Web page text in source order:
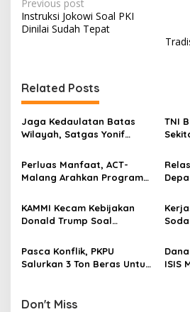
P
o
n
a
v
g
a
t
i
o
n
Previous post
Instruksi Jokowi Soal PKI
Dinilai Sudah Tepat
Related Posts
Jaga Kedaulatan Batas
Wilayah, Satgas Yonif
Perbatasan RI-PNG
TNI
Perluas Manfaat, ACT-
Malang Arahkan Program
KAMMI Kecam Kebijakan
Donald Trump Soal
Pasca Konflik, PKPU
Salurkan 3 Ton Beras Untuk
ISIS
Don't Miss